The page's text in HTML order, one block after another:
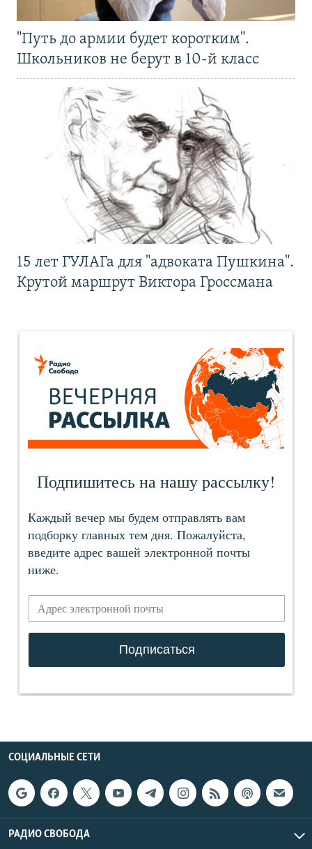
"Путь до армии будет коротким".
Школьников не берут в 10-й класс
15 лет ГУЛАГа для "адвоката Пушкина".
Крутой маршрут Виктора Гроссмана
СОЦИАЛЬНЫЕ СЕТИ
РАДИО СВОБОДА